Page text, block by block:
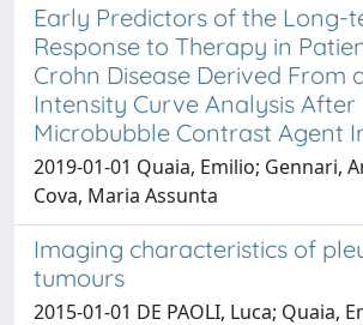
Early Predictors of the Long-
Response to Therapy in
Crohn Disease Derived From
Intensity Curve Analysis After
Microbubble Contrast Agent
2019-01-01 Quaia, Emilio; Gennari,
Cova, Maria Assunta
Imaging characteristics of
tumours
2015-01-01 DE PAOLI, Luca; Quaia,